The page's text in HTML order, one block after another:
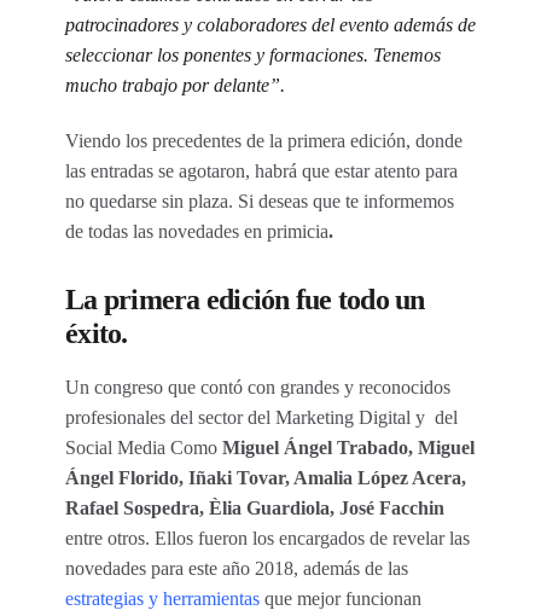
patrocinadores y colaboradores del evento además de
seleccionar los ponentes y formaciones. Tenemos
mucho trabajo por delante”.
Viendo los precedentes de la primera edición, donde
las entradas se agotaron, habrá que estar atento para
no quedarse sin plaza. Si deseas que te informemos
de todas las novedades en primicia.
La primera edición fue todo un
éxito.
Un congreso que contó con grandes y reconocidos
profesionales del sector del Marketing Digital y del
Social Media Como Miguel Ángel Trabado, Miguel
Ángel Florido, Iñaki Tovar, Amalia López Acera,
Rafael Sospedra, Èlia Guardiola, José Facchin
entre otros. Ellos fueron los encargados de revelar las
novedades para este año 2018, además de las
estrategias y herramientas que mejor funcionan